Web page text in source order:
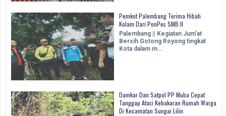
Pemkot Palembang Terima Hibah
Kolam Dari PonPes SMB II
Palembang || Kegiatan Jum'at
Bersih Gotong Royong tingkat
Kota dalam m…
Damkar Dan Satpol PP Muba Cepat
Tanggap Atasi Kebakaran Rumah Warga
Di Kecamatan Sungai Lilin